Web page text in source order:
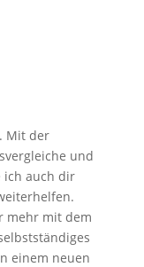
Mit der
und
ich auch dir
mehr mit dem
einem neuen